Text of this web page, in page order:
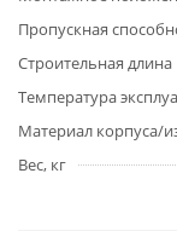
Пропускная
Строительная длина
Температура
Материал корпуса/
Вес, кг